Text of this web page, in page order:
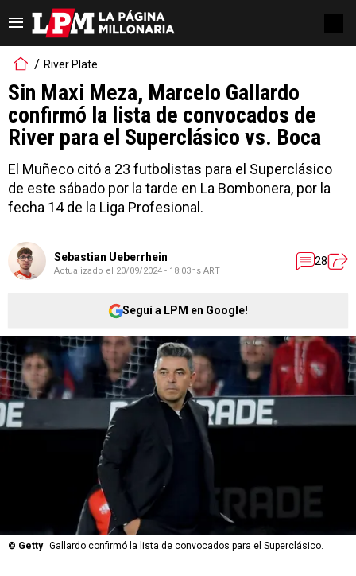
River Plate
Sin Maxi Meza, Marcelo Gallardo
confirmó la lista de convocados de
River para el Superclásico vs. Boca
El Muñeco citó a 23 futbolistas para el Superclásico
de este sábado por la tarde en La Bombonera, por la
fecha 14 de la Liga Profesional.
Sebastian Ueberrhein
Actualizado el 20/09/2024 - 18:03hs ART
28
Seguí a LPM en Google!
© Getty Gallardo confirmó la lista de convocados para el Superclásico.